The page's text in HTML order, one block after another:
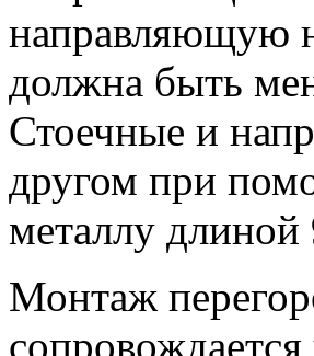
направляющую
должна быть
Стоечные и
другом при
металлу
Монтаж